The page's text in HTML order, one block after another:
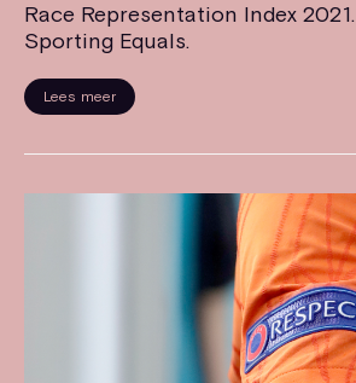
Race Representation Index 2021.
Sporting Equals.
Lees meer